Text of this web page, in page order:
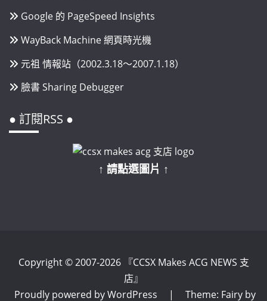
Google 的 PageSpeed Insights
WayBack Machine 網頁時光機
元祖 情報站（2002.3.18～2007.1.18）
臉書 Sharing Debugger
● 訂閱RSS ●
↑ 請點選圖片 ↑
Copyright © 2007-2026 『CCSX Makes ACG NEWS 支
店』
Proudly powered by WordPress
|
Theme: Fairy by